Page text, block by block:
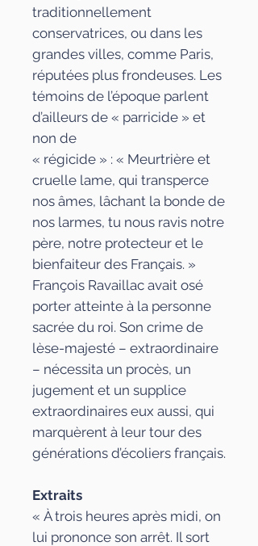
traditionnellement
conservatrices, ou dans les
grandes villes, comme Paris,
réputées plus frondeuses. Les
témoins de l’époque parlent
d’ailleurs de « parricide » et
non de
« régicide » : « Meurtrière et
cruelle lame, qui transperce
nos âmes, lâchant la bonde de
nos larmes, tu nous ravis notre
père, notre protecteur et le
bienfaiteur des Français. »
François Ravaillac avait osé
porter atteinte à la personne
sacrée du roi. Son crime de
lèse-majesté – extraordinaire
– nécessita un procès, un
jugement et un supplice
extraordinaires eux aussi, qui
marquèrent à leur tour des
générations d’écoliers français.
Extraits
« À trois heures après midi, on
lui prononce son arrêt. Il sort